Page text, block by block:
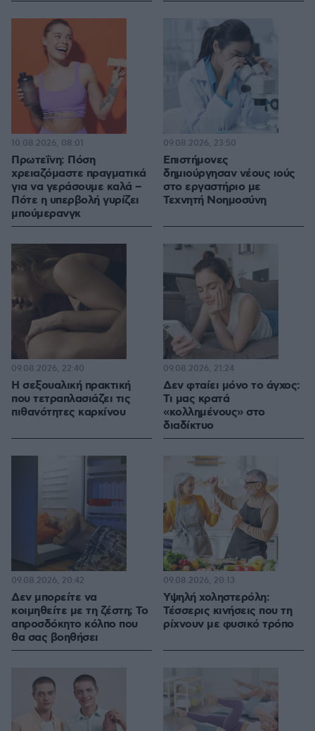
Πρωτεΐνη: Πόση
χρειαζόμαστε πραγματικά
για να γεράσουμε καλά –
Πότε η υπερβολή γυρίζει
μπούμερανγκ
10.08.2026, 08:01
Επιστήμονες
δημιούργησαν νέους ιούς
στο εργαστήριο με
Τεχνητή Νοημοσύνη
09.08.2026, 23:50
H σεξουαλική πρακτική
που τετραπλασιάζει τις
πιθανότητες καρκίνου
09.08.2026, 22:40
Δεν φταίει μόνο το άγχος:
Τι μας κρατά
«κολλημένους» στο
διαδίκτυο
09.08.2026, 21:24
Δεν μπορείτε να
κοιμηθείτε με τη ζέστη; Το
απροσδόκητο κόλπο που
θα σας βοηθήσει
09.08.2026, 20:42
Υψηλή χοληστερόλη:
Τέσσερις κινήσεις που τη
ρίχνουν με φυσικό τρόπο
09.08.2026, 20:13